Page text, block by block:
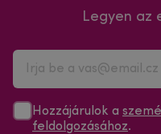
Legyen az
Hozzájárulok a
feldolgozásához.